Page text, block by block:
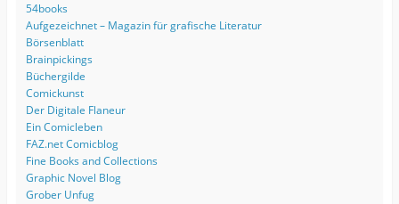
54books
Aufgezeichnet – Magazin für grafische Literatur
Börsenblatt
Brainpickings
Büchergilde
Comickunst
Der Digitale Flaneur
Ein Comicleben
FAZ.net Comicblog
Fine Books and Collections
Graphic Novel Blog
Grober Unfug